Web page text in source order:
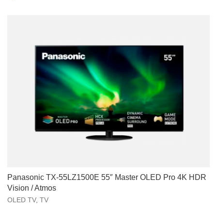
Panasonic TX-55LZ1500E 55″ Master OLED Pro 4K HDR
Vision / Atmos
OLED TV, TV